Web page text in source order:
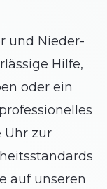
und Nieder-
Hilfe,
oder ein
Uhr zur
auf unseren